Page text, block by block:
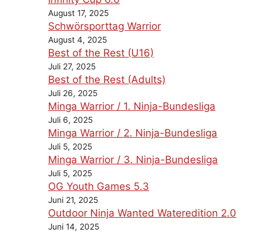
August 17, 2025
Schwörsporttag Warrior
August 4, 2025
Best of the Rest (U16)
Juli 27, 2025
Best of the Rest (Adults)
Juli 26, 2025
Minga Warrior / 1. Ninja-Bundesliga
Juli 6, 2025
Minga Warrior / 2. Ninja-Bundesliga
Juli 5, 2025
Minga Warrior / 3. Ninja-Bundesliga
Juli 5, 2025
OG Youth Games 5.3
Juni 21, 2025
Outdoor Ninja Wanted Wateredition 2.0
Juni 14, 2025